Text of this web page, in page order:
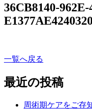
36CB8140-
E1377AE42403
一覧へ戻る
最近の投稿
周術期ケアをご存